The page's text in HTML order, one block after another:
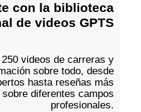
con la biblioteca
de videos GPTS
videos de carreras y
sobre todo, desde
hasta reseñas más
diferentes campos
profesionales.